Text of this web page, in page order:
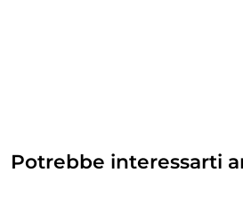
Potrebbe interessarti